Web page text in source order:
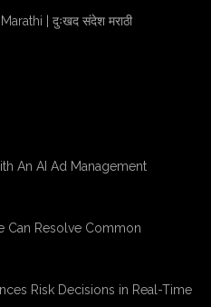
| दुःखद संदेश मराठी
An AI Ad Management
Can Resolve Common
Risk Decisions in Real-Time